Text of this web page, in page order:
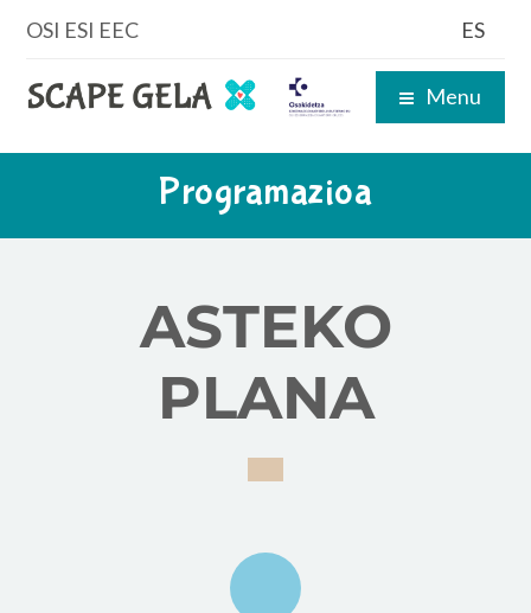
OSI ESI EEC ES
Menu
Programazioa
ASTEKO
PLANA